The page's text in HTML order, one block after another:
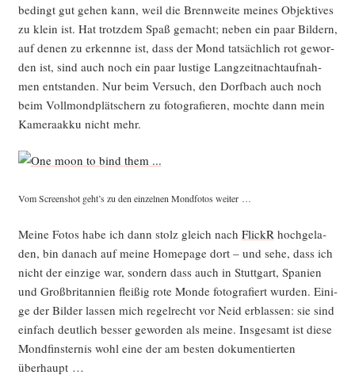
bedingt gut gehen kann, weil die Brenn­wei­te mei­nes Objek­ti­ves
zu klein ist. Hat trotz­dem Spaß gemacht; neben ein paar Bil­dern,
auf denen zu erkenn­ne ist, dass der Mond tat­säch­lich rot gewor­
den ist, sind auch noch ein paar lus­ti­ge Lang­zeit­nacht­auf­nah­
men ent­stan­den. Nur beim Ver­such, den Dorf­bach auch noch
beim Voll­mond­plät­schern zu foto­gra­fie­ren, moch­te dann mein
Kame­ra­ak­ku nicht mehr.
Vom Screen­shot geht’s zu den ein­zel­nen Mond­fo­tos weiter …
Mei­ne Fotos habe ich dann stolz gleich nach FlickRhoch­ge­la­
den, bin danach auf mei­ne Home­page dort – und sehe, dass ich
nicht der ein­zi­ge war, son­dern dass auch in Stutt­gart, Spa­ni­en
und Groß­bri­tan­ni­en flei­ßig rote Mon­de foto­gra­fiert wur­den. Eini­
ge der Bil­der las­sen mich regel­recht vor Neid erblas­sen: sie sind
ein­fach deut­lich bes­ser gewor­den als mei­ne. Ins­ge­samt ist die­se
Mond­fins­ter­nis wohl eine der am bes­ten doku­men­tier­ten
überhaupt …